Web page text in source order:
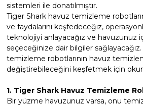
Ayak Dezenfektanı
e Pool Expert
Havuz Filtre
Havuz Kış Kimyasalı
Havuz
Bahçe Süs Havuzu
Endüstriyel Blower
sistemleri ile donatılmıştır.
Tiger Shark havuz temizleme
ve faydalarını keşfedeceğiz,
teknolojiyi anlayacağız ve havuzunuz
seçeceğinize dair bilgiler
temizleme robotlarının havuz
değiştirebileceğini keşfetmek için
1. Tiger Shark Havuz Temizleme
Bir yüzme havuzunuz varsa, onu